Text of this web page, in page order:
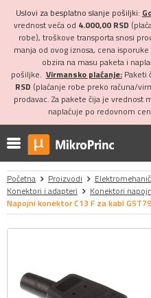
Uslovi za besplatno slanje pošiljki:
vrednost veća od 4.000,00 RSD
robe), troškove transporta snosi
manja od ovog iznosa, cena
obzira na masu paketa i
pošiljke. Virmansko plaćanje:Paketi
RSD (plaćanje robe preko računa/
prodavac. Za pakete čija je vrednost
naplaćuje po redovnom
Početna Proizvodi
Konektori i adapteri
Konektori
Napojni konektor C13 F za kabl